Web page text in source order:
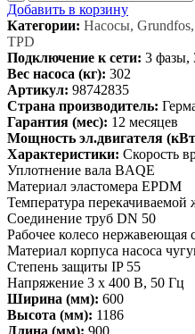
Добавить в корзину
Категории: Насосы,
TPD
Подключение к сети: 3 фазы,
Вес насоса (кг): 302
Артикул: 98742835
Страна производитель:
Гарантия (мес): 12 месяцев
Мощность эл.двигателя
Характеристики: Скорость
Уплотнение вала BAQE
Материал эластомера EPDM
Температура перекачиваемой
Соединение труб DN 50
Рабочее колесо нержавеющая
Материал корпуса насоса
Степень защиты IP 55
Напряжение 3 x 400 В, 50 Гц
Ширина (мм): 600
Высота (мм): 1186
Длина (мм): 900